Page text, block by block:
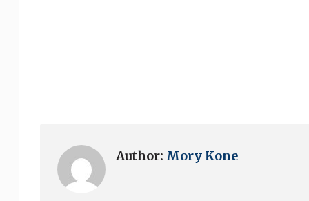
Author: Mory Kone